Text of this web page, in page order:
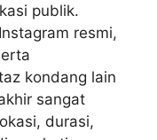
publik.
resmi,
kondang lain
sangat
durasi,